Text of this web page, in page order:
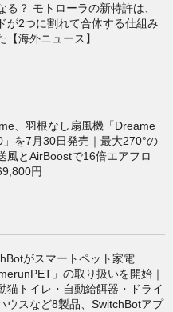
る？ モトローラの新特許は、
が2つに割れて合体する仕組み
【海外ニュース】
、羽根なし扇風機「Dreame
」を7月30日発売｜最大270°の
風とAirBoostで16倍エアフロ
円
がスマートペット家電
」の取り扱いを開始｜
猫トイレ・自動給餌器・ドライ
ウスなど8製品、SwitchBotアプ